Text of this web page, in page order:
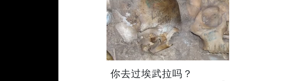
你去过埃武拉吗？